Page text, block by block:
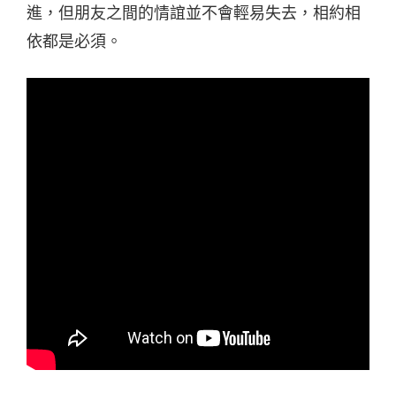
進，但朋友之間的情誼並不會輕易失去，相約相
依都是必須。